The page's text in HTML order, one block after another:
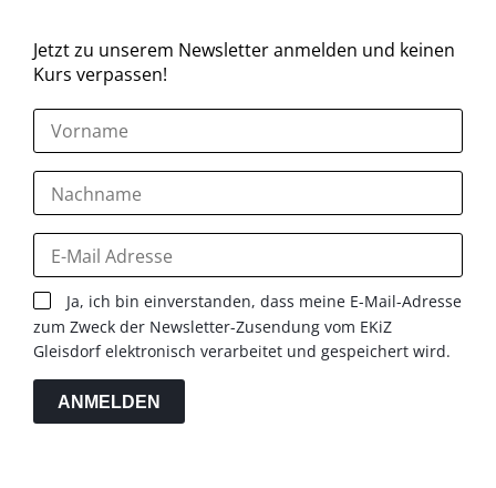
Jetzt zu unserem Newsletter anmelden und keinen
Kurs verpassen!
Ja, ich bin einverstanden, dass meine E-Mail-Adresse
zum Zweck der Newsletter-Zusendung vom EKiZ
Gleisdorf elektronisch verarbeitet und gespeichert wird.
ANMELDEN